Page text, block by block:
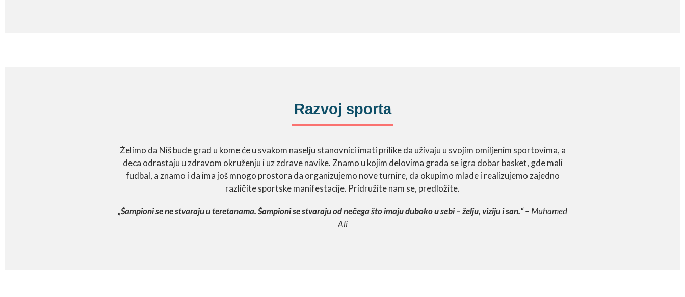
Razvoj sporta
Želimo da Niš bude grad u kome će u svakom naselju stanovnici imati prilike da uživaju u svojim omiljenim sportovima, a
deca odrastaju u zdravom okruženju i uz zdrave navike. Znamo u kojim delovima grada se igra dobar basket, gde mali
fudbal, a znamo i da ima još mnogo prostora da organizujemo nove turnire, da okupimo mlade i realizujemo zajedno
različite sportske manifestacije. Pridružite nam se, predložite.
„Šampioni se ne stvaraju u teretanama. Šampioni se stvaraju od nečega što imaju duboko u sebi –želju, viziju i san.“– Muhamed
Ali